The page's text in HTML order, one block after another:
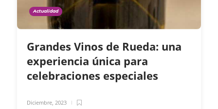
Actualidad
Grandes Vinos de Rueda: una
experiencia única para
celebraciones especiales
Diciembre, 2023